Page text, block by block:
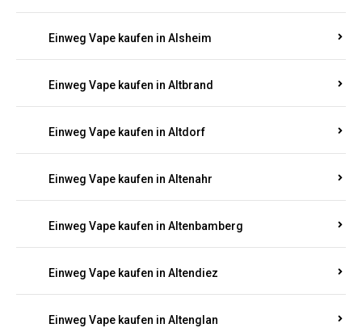
Einweg Vape kaufen in Alsheim
Einweg Vape kaufen in Altbrand
Einweg Vape kaufen in Altdorf
Einweg Vape kaufen in Altenahr
Einweg Vape kaufen in Altenbamberg
Einweg Vape kaufen in Altendiez
Einweg Vape kaufen in Altenglan